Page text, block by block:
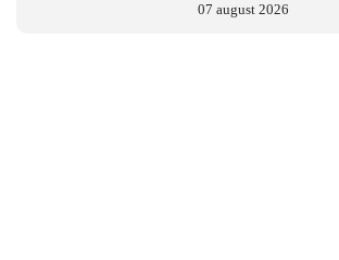
07 august 2026